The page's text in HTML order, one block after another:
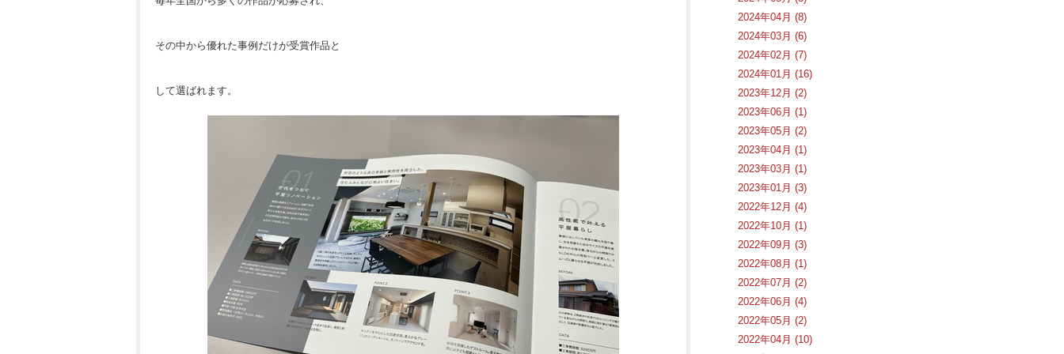
その中から優れた事例だけが受賞作品と
して選ばれます。
2024年04月 (8)
2024年03月 (6)
2024年02月 (7)
2024年01月 (16)
2023年12月 (2)
2023年06月 (1)
2023年05月 (2)
2023年04月 (1)
2023年03月 (1)
2023年01月 (3)
2022年12月 (4)
2022年10月 (1)
2022年09月 (3)
2022年08月 (1)
2022年07月 (2)
2022年06月 (4)
2022年05月 (2)
2022年04月 (10)